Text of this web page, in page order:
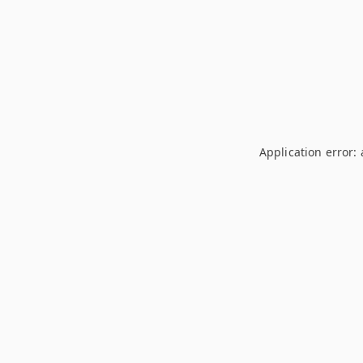
Application error: